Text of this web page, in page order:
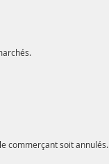
commerçant soit annulés.